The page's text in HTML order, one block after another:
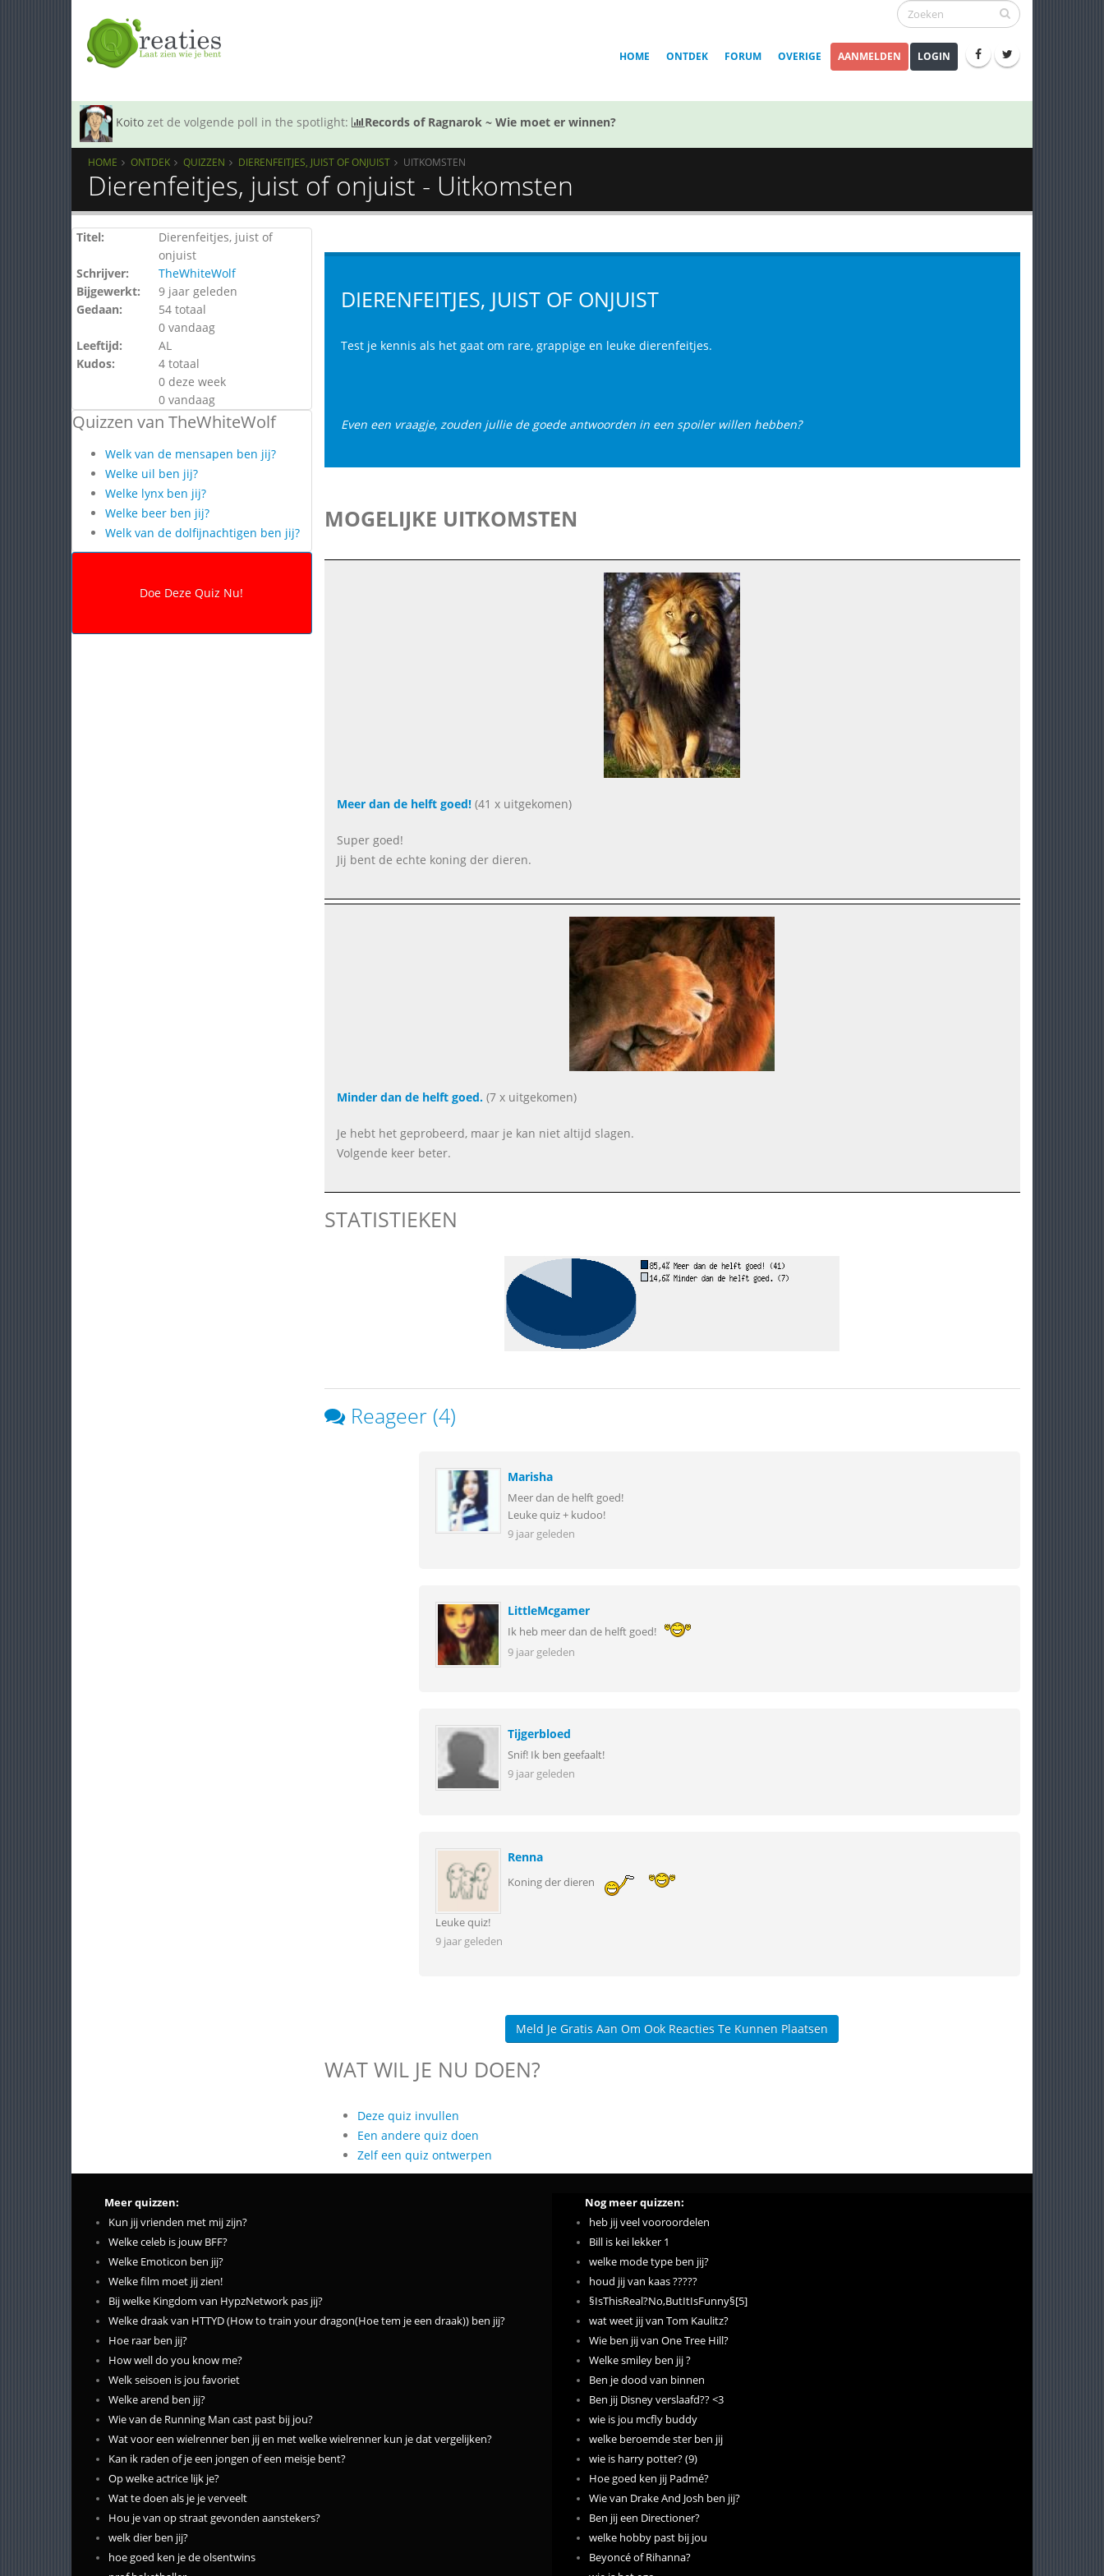
HOME ONTDEK FORUM OVERIGE AANMELDEN LOGIN
Koito zet de volgende poll in the spotlight: Records of Ragnarok ~ Wie moet er winnen?
HOME ONTDEK QUIZZEN DIERENFEITJES, JUIST OF ONJUIST UITKOMSTEN
Dierenfeitjes, juist of onjuist - Uitkomsten
Titel:
Dierenfeitjes, juist of
onjuist
Schrijver:
TheWhiteWolf
Bijgewerkt:
9 jaar geleden
Gedaan:
54 totaal
0 vandaag
Leeftijd:
AL
Kudos:
4 totaal
0 deze week
0 vandaag
Quizzen van TheWhiteWolf
Welk van de mensapen ben jij?
Welke uil ben jij?
Welke lynx ben jij?
Welke beer ben jij?
Welk van de dolfijnachtigen ben jij?
DIERENFEITJES, JUIST OF ONJUIST
Test je kennis als het gaat om rare, grappige en leuke dierenfeitjes.
Even een vraagje, zouden jullie de goede antwoorden in een spoiler willen hebben?
MOGELIJKE UITKOMSTEN
Meer dan de helft goed!(41 x uitgekomen)
Super goed!
Jij bent de echte koning der dieren.
Minder dan de helft goed.(7 x uitgekomen)
Je hebt het geprobeerd, maar je kan niet altijd slagen.
Volgende keer beter.
STATISTIEKEN
Reageer (4)
Marisha
Meer dan de helft goed!
Leuke quiz + kudoo!
9 jaar geleden
LittleMcgamer
Ik heb meer dan de helft goed!
9 jaar geleden
Tijgerbloed
Snif! Ik ben geefaalt!
9 jaar geleden
Renna
Koning der dieren
Leuke quiz!
9 jaar geleden
Meld Je Gratis Aan Om Ook Reacties Te Kunnen Plaatsen
WAT WIL JE NU DOEN?
Deze quiz invullen
Een andere quiz doen
Zelf een quiz ontwerpen
Meer quizzen:
Kun jij vrienden met mij zijn?
Welke celeb is jouw BFF?
Welke Emoticon ben jij?
Welke film moet jij zien!
Bij welke Kingdom van HypzNetwork pas jij?
Welke draak van HTTYD (How to train your dragon(Hoe tem je een draak)) ben jij?
Hoe raar ben jij?
How well do you know me?
Welk seisoen is jou favoriet
Welke arend ben jij?
Wie van de Running Man cast past bij jou?
Wat voor een wielrenner ben jij en met welke wielrenner kun je dat vergelijken?
Kan ik raden of je een jongen of een meisje bent?
Op welke actrice lijk je?
Wat te doen als je je verveelt
Hou je van op straat gevonden aanstekers?
welk dier ben jij?
hoe goed ken je de olsentwins
Nog meer quizzen:
heb jij veel vooroordelen
Bill is kei lekker 1
welke mode type ben jij?
houd jij van kaas ?????
§IsThisReal?No,ButItIsFunny§[5]
wat weet jij van Tom Kaulitz?
Wie ben jij van One Tree Hill?
Welke smiley ben jij ?
Ben je dood van binnen
Ben jij Disney verslaafd?? <3
wie is jou mcfly buddy
welke beroemde ster ben jij
wie is harry potter? (9)
Hoe goed ken jij Padmé?
Wie van Drake And Josh ben jij?
Ben jij een Directioner?
welke hobby past bij jou
Beyoncé of Rihanna?